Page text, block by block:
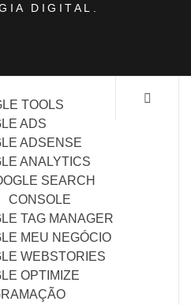
DIGITAL.
TOOLS
ADS
ADSENSE
ANALYTICS
SEARCH
CONSOLE
TAG MANAGER
MEU NEGÓCIO
WEBSTORIES
OPTIMIZE